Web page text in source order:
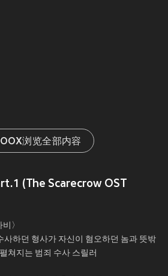
浏览全部内容
(The Scarecrow OST
〉
사하던 형사가 자신이 혐오하던 놈과 뜻밖
쳐지는 범죄 수사 스릴러